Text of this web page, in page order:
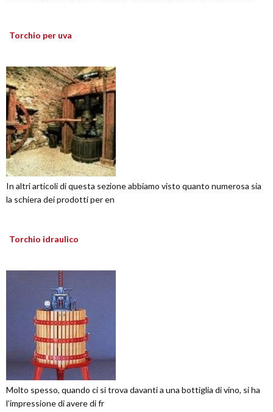
Torchio per uva
In altri articoli di questa sezione abbiamo visto quanto numerosa sia
la schiera dei prodotti per en
Torchio idraulico
Molto spesso, quando ci si trova davanti a una bottiglia di vino, si ha
l’impressione di avere di fr